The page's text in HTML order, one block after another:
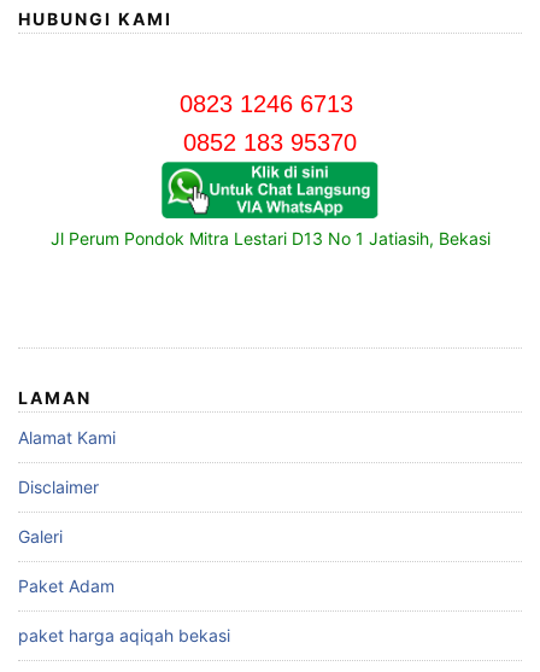
HUBUNGI KAMI
0823 1246 6713
0852 183 95370
Jl Perum Pondok Mitra Lestari D13 No 1 Jatiasih, Bekasi
LAMAN
Alamat Kami
Disclaimer
Galeri
Paket Adam
paket harga aqiqah bekasi